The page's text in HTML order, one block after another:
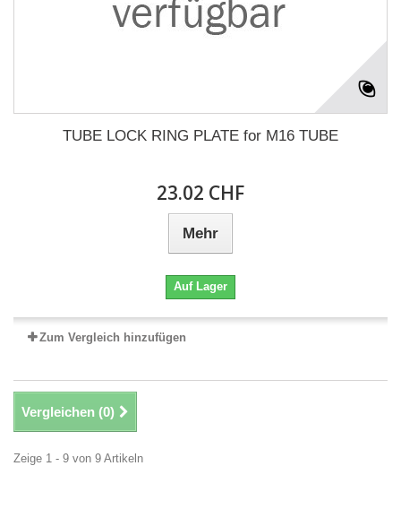
TUBE LOCK RING PLATE for M16 TUBE
23.02 CHF
Mehr
Auf Lager
Zum Vergleich hinzufügen
Vergleichen (0)
Zeige 1 - 9 von 9 Artikeln